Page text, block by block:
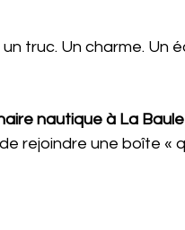
un truc. Un charme. Un
nautique à La Baule
rejoindre une boîte «